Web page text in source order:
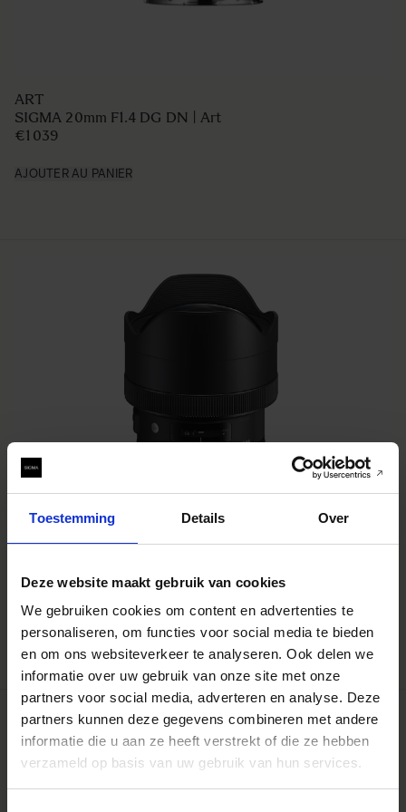
Toestemming Details Over
Deze website maakt gebruik van cookies
We gebruiken cookies om content en advertenties te
personaliseren, om functies voor social media te bieden
en om ons websiteverkeer te analyseren. Ook delen we
informatie over uw gebruik van onze site met onze
partners voor social media, adverteren en analyse. Deze
partners kunnen deze gegevens combineren met andere
informatie die u aan ze heeft verstrekt of die ze hebben
verzameld op basis van uw gebruik van hun services.
ART
SIGMA 20mm F1.4 DG DN | Art
€1 039
AJOUTER AU PANIER
ART
€1 639